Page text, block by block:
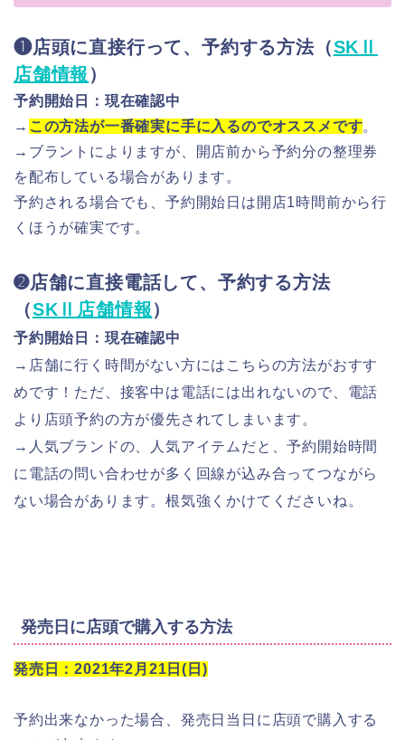
❶店頭に直接行って、予約する方法（SKⅡ
店舗情報 ）
予約開始日：現在確認中
→ この方法が一番確実に手に入るのでオススメです。
→ブラントによりますが、開店前から予約分の整理券
を配布している場合があります。
予約される場合でも、予約開始日は開店1時間前から行
くほうが確実です。
➋店舗に直接電話して、予約する方法
（SKⅡ店舗情報）
予約開始日：現在確認中
→店舗に行く時間がない方にはこちらの方法がおすす
めです！ただ、接客中は電話には出れないので、電話
より店頭予約の方が優先されてしまいます。
→人気ブランドの、人気アイテムだと、予約開始時間
に電話の問い合わせが多く回線が込み合ってつながら
ない場合があります。根気強くかけてくださいね。
発売日に店頭で購入する方法
発売日：2021年2月21日(日)
予約出来なかった場合、発売日当日に店頭で購入する